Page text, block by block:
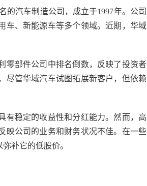
的汽车制造公司，成立于1997年。公司
车、新能源车等多个领域。近期，华域
零部件公司中排名倒数，反映了投资者
尽管华域汽车试图拓展新客户，但依赖
有稳定的收益性和分红能力。然而，高
映公司的业务和财务状况不佳。在一些
补它的低股价。